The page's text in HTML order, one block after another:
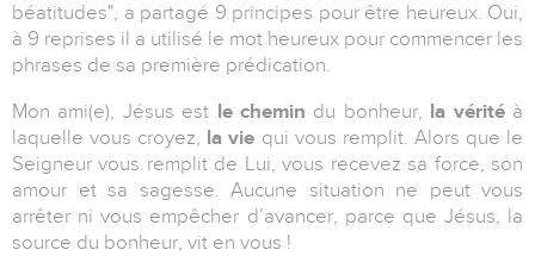
béatitudes", a partagé 9 principes pour être heureux. Oui,
à 9 reprises il a utilisé le mot heureux pour commencer les
phrases de sa première prédication.
Mon ami(e), Jésus est le chemin du bonheur, la véritéà
laquelle vous croyez, la vie qui vous remplit. Alors que le
Seigneur vous remplit de Lui, vous recevez sa force, son
amour et sa sagesse. Aucune situation ne peut vous
arrêter ni vous empêcher d’avancer, parce que Jésus, la
source du bonheur, vit en vous !